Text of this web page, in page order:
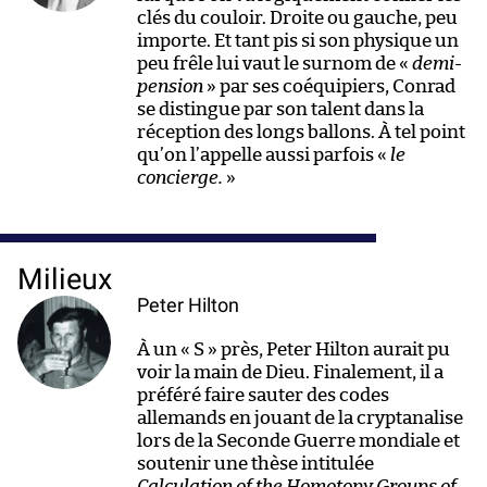
clés du couloir. Droite ou gauche, peu
importe. Et tant pis si son physique un
peu frêle lui vaut le surnom de « demi-
pension » par ses coéquipiers, Conrad
se distingue par son talent dans la
réception des longs ballons. À tel point
qu’on l’appelle aussi parfois « le
concierge. »
Milieux
Peter Hilton
À un « S » près, Peter Hilton aurait pu
voir la main de Dieu. Finalement, il a
préféré faire sauter des codes
allemands en jouant de la cryptanalise
lors de la Seconde Guerre mondiale et
soutenir une thèse intitulée